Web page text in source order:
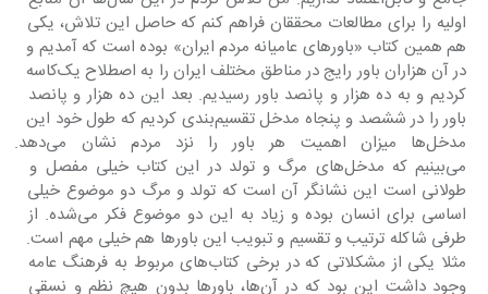
اولیه را برای مطالعات محققان فراهم کنم که حاصل این تلاش، یکی
هم همین کتاب «باورهای عامیانه مردم ایران» بوده است که آمدیم و
کردیم و به ده هزار و پانصد باور رسیدیم. بعد این ده هزار و پانصد
باور را در ششصد و پنجاه مدخل تقسیم‌بندی کردیم که طول خود این
مدخل‌ها میزان اهمیت هر
می‌بینیم که مدخل‌های مرگ و تولد در این کتاب خیلی مفصل و
طولانی است این نشانگر آن است که تولد و مرگ دو موضوع خیلی
اساسی برای انسان بوده و زیاد به این دو موضوع فکر می‌شده. از
طرفی شاکله ترتیب و تقسیم و تبویب این باورها هم خیلی مهم است.
مثلا یکی از مشکلاتی که در برخی کتاب‌های مربوط به فرهنگ عامه
وجود داشت این بود که در آن‌ها، باورها بدون هیچ نظم و نسقی